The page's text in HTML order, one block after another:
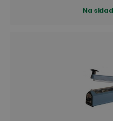
Na